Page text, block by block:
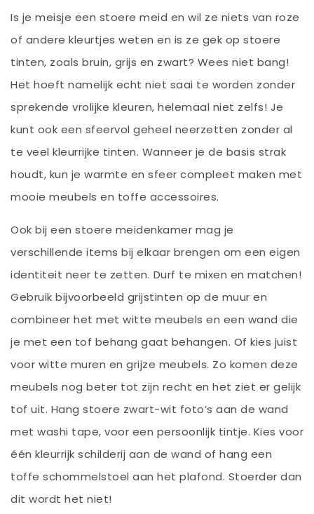
Is je meisje een stoere meid en wil ze niets van roze
of andere kleurtjes weten en is ze gek op stoere
tinten, zoals bruin, grijs en zwart? Wees niet bang!
Het hoeft namelijk echt niet saai te worden zonder
sprekende vrolijke kleuren, helemaal niet zelfs! Je
kunt ook een sfeervol geheel neerzetten zonder al
te veel kleurrijke tinten. Wanneer je de basis strak
houdt, kun je warmte en sfeer compleet maken met
mooie meubels en toffe accessoires.
Ook bij een stoere meidenkamer mag je
verschillende items bij elkaar brengen om een eigen
identiteit neer te zetten. Durf te mixen en matchen!
Gebruik bijvoorbeeld grijstinten op de muur en
combineer het met witte meubels en een wand die
je met een tof behang gaat behangen. Of kies juist
voor witte muren en grijze meubels. Zo komen deze
meubels nog beter tot zijn recht en het ziet er gelijk
tof uit. Hang stoere zwart-wit foto’s aan de wand
met washi tape, voor een persoonlijk tintje. Kies voor
één kleurrijk schilderij aan de wand of hang een
toffe schommelstoel aan het plafond. Stoerder dan
dit wordt het niet!